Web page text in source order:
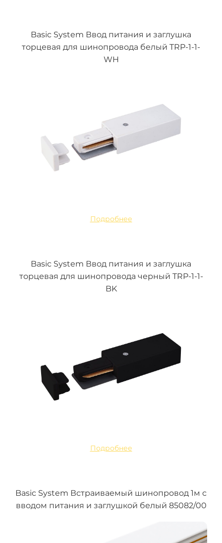
Basic System Ввод питания и заглушка
торцевая для шинопровода белый TRP-1-1-
WH
Подробнее
Basic System Ввод питания и заглушка
торцевая для шинопровода черный TRP-1-1-
BK
Подробнее
Basic System Встраиваемый шинопровод 1м с
вводом питания и заглушкой белый 85082/00